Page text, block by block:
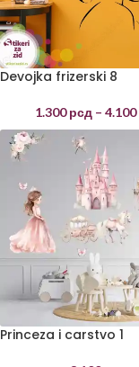
Devojka frizerski 8
1.300рсд – 4.100
Princeza i carstvo 1